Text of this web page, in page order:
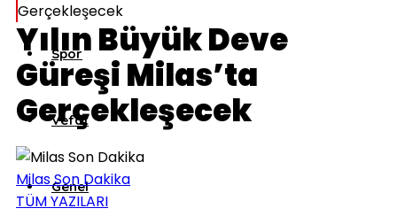
Spor
Vefat
Genel
Gerçekleşecek
Yılın Büyük Deve
Güreşi Milas’ta
Gerçekleşecek
Milas Son Dakika
TÜM YAZILARI